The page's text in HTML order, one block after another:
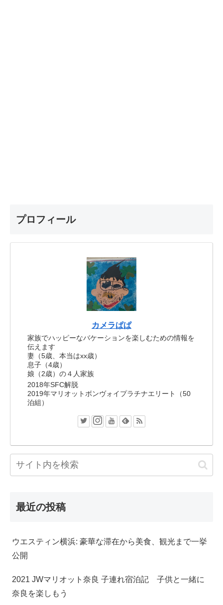
プロフィール
カメラぱぱ
家族でハッピーなバケーションを楽しむための情報を
伝えます
妻（5歳、本当はxx歳）
息子（4歳）
娘（2歳）の４人家族
2018年SFC解脱
2019年マリオットボンヴォイプラチナエリート（50
泊組）
最近の投稿
ウエスティン横浜: 豪華な滞在から美食、観光まで一挙
公開
2021 JWマリオット奈良 子連れ宿泊記 子供と一緒に
奈良を楽しもう